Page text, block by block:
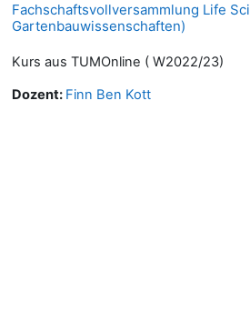
Fachschaftsvollversammlung Life
Gartenbauwissenschaften)
Kurs aus TUMOnline ( W2022/23)
Dozent: Finn Ben Kott